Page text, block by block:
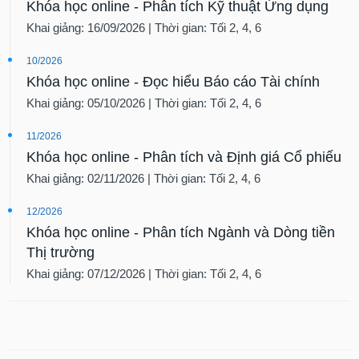
Khóa học online - Phân tích Kỹ thuật Ứng dụng
Khai giảng: 16/09/2026 | Thời gian: Tối 2, 4, 6
10/2026
Khóa học online - Đọc hiểu Báo cáo Tài chính
Khai giảng: 05/10/2026 | Thời gian: Tối 2, 4, 6
11/2026
Khóa học online - Phân tích và Định giá Cổ phiếu
Khai giảng: 02/11/2026 | Thời gian: Tối 2, 4, 6
12/2026
Khóa học online - Phân tích Ngành và Dòng tiền
Thị trường
Khai giảng: 07/12/2026 | Thời gian: Tối 2, 4, 6